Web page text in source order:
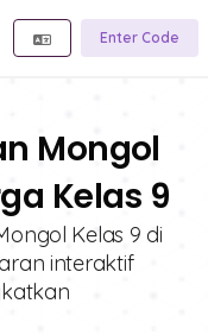
Enter Code
Mongol
Kelas 9
Kelas 9 di
interaktif